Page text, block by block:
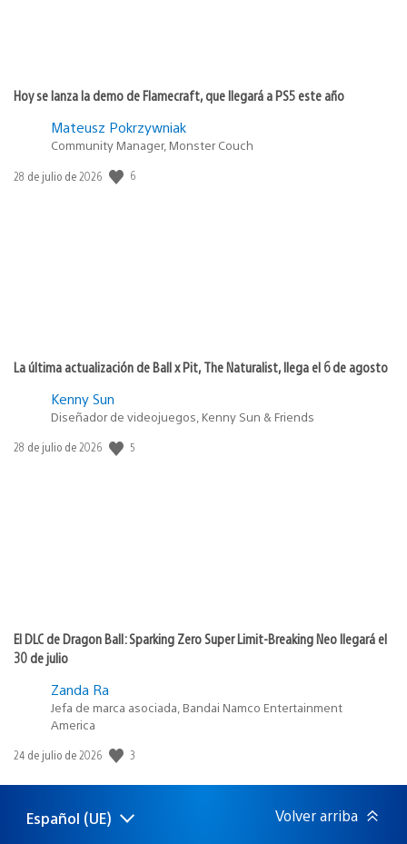
Hoy se lanza la demo de Flamecraft, que llegará a PS5 este año
Mateusz Pokrzywniak
Community Manager, Monster Couch
Fecha
28 de julio de 2026 6
La última actualización de Ball x Pit, The Naturalist, llega el 6 de agosto
Kenny Sun
Diseñador de videojuegos, Kenny Sun & Friends
Fecha
28 de julio de 2026 5
El DLC de Dragon Ball: Sparking Zero Super Limit-Breaking Neo llegará el
30 de julio
Zanda Ra
Jefa de marca asociada, Bandai Namco Entertainment
America
Fecha
publicación:
24 de julio de 2026 3
Selecciona
Región
Español (UE) Volver arriba